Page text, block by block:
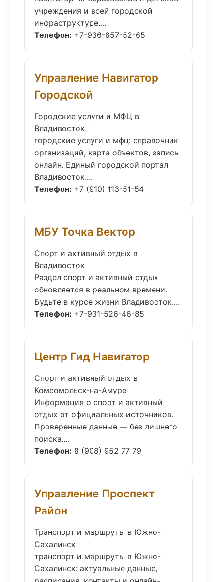
учреждения и всей городской
инфраструктуре....
Телефон: +7-936-857-52-65
Управление Навигатор
Городской
Городские услуги и МФЦ в
Владивосток
городские услуги и мфц: справочник
организаций, карта объектов, запись
онлайн. Единый городской портал
Владивосток....
Телефон: +7 (910) 113-51-54
МБУ Точка Вектор
Спорт и активный отдых в
Владивосток
Раздел спорт и активный отдых
обновляется в реальном времени.
Будьте в курсе жизни Владивосток....
Телефон: +7-931-526-46-85
Центр Гид Навигатор
Спорт и активный отдых в
Комсомольск-на-Амуре
Информация о спорт и активный
отдых от официальных источников.
Проверенные данные — без лишнего
поиска....
Телефон: 8 (908) 952 77 79
Управление Проспект
Район
Транспорт и маршруты в Южно-
Сахалинск
транспорт и маршруты в Южно-
Сахалинск: актуальные данные,